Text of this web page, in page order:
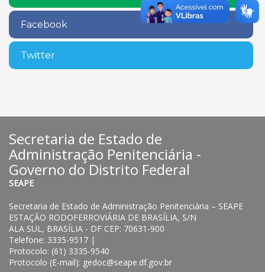
Facebook
Twitter
Secretaria de Estado de
Administração Penitenciária -
Governo do Distrito Federal
SEAPE
Secretaria de Estado de Administração Penitenciária – SEAPE
ESTAÇÃO RODOFERROVIÁRIA DE BRASÍLIA, S/N
ALA SUL, BRASÍLIA - DF CEP: 70631-900
Telefone: 3335-9517 |
Protocolo: (61) 3335-9540
Protocolo (E-mail): gedoc@seape.df.gov.br